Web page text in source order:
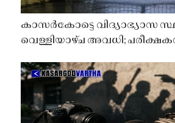
കാസർകോട്ടെ വിദ്യാഭ്യാസ
വെള്ളിയാഴ്ച അവധി;